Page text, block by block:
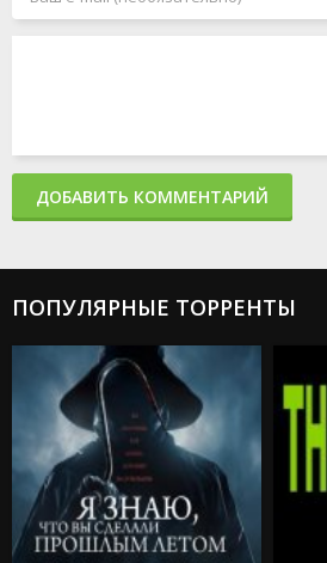
ДОБАВИТЬ КОММЕНТАРИЙ
ПОПУЛЯРНЫЕ ТОРРЕНТЫ